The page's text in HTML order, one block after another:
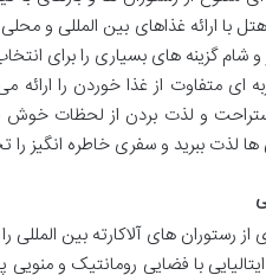
با ارائه غذاهای بین المللی و
شام گزینه های بسیاری را برای
متفاوت از غذا خوردن را ارائه
و لذت بردن از لحظات خوش
لذت ببرید و سفری خاطره انگیز را
رستوران های آلاکارته بین
با فضایی رومانتیک و منویی